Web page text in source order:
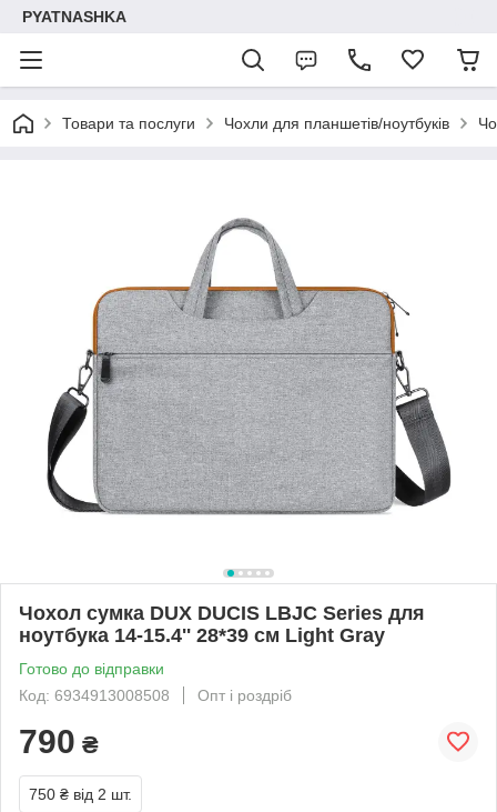
PYATNASHKA
Товари та послуги Чохли для планшетів/ноутбуків
Чохол сумка DUX DUCIS LBJC Series для
ноутбука 14-15.4'' 28*39 см Light Gray
Готово до відправки
Код: 6934913008508
Опт і роздріб
790 ₴
750 ₴ від 2 шт.